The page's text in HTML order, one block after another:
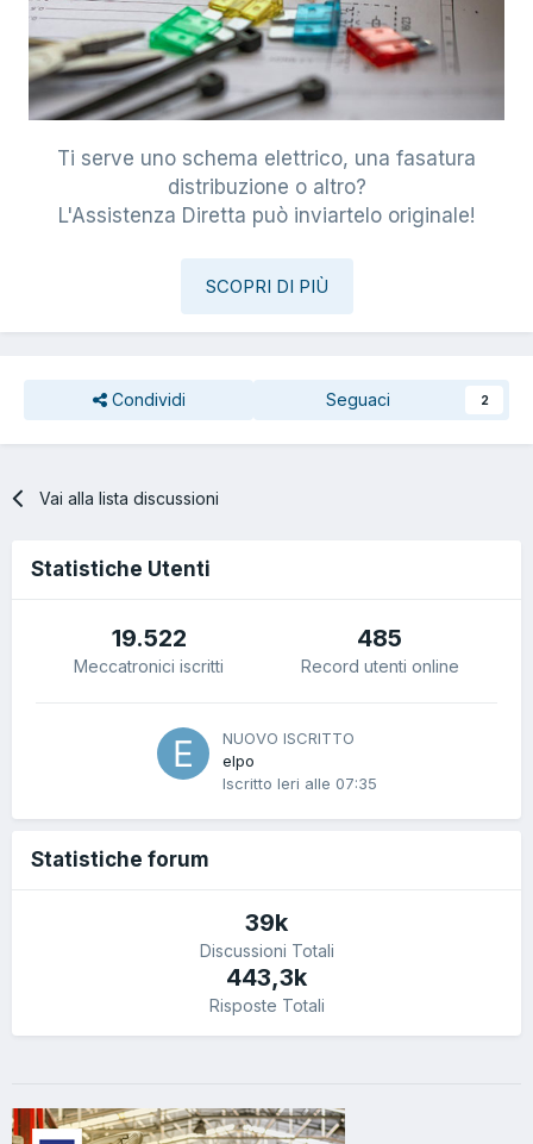
Ti serve uno schema elettrico, una fasatura
distribuzione o altro?
L'Assistenza Diretta può inviartelo originale!
SCOPRI DI PIÙ
Condividi Seguaci 2
Vai alla lista discussioni
Statistiche Utenti
19.522
Meccatronici iscritti
485
Record utenti online
NUOVO ISCRITTO
elpo
Iscritto Ieri alle 07:35
Statistiche forum
39k
Discussioni Totali
443,3k
Risposte Totali